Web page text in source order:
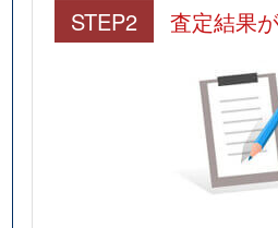
STEP2 査定結果